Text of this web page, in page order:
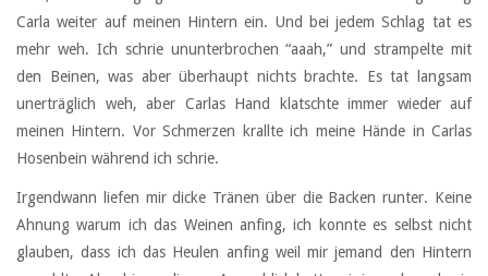
Carla weiter auf meinen Hintern ein. Und bei jedem Schlag tat es
mehr weh. Ich schrie ununterbrochen “aaah,” und strampelte mit
den Beinen, was aber überhaupt nichts brachte. Es tat langsam
unerträglich weh, aber Carlas Hand klatschte immer wieder auf
meinen Hintern. Vor Schmerzen krallte ich meine Hände in Carlas
Hosenbein während ich schrie.
Irgendwann liefen mir dicke Tränen über die Backen runter. Keine
Ahnung warum ich das Weinen anfing, ich konnte es selbst nicht
glauben, dass ich das Heulen anfing weil mir jemand den Hintern